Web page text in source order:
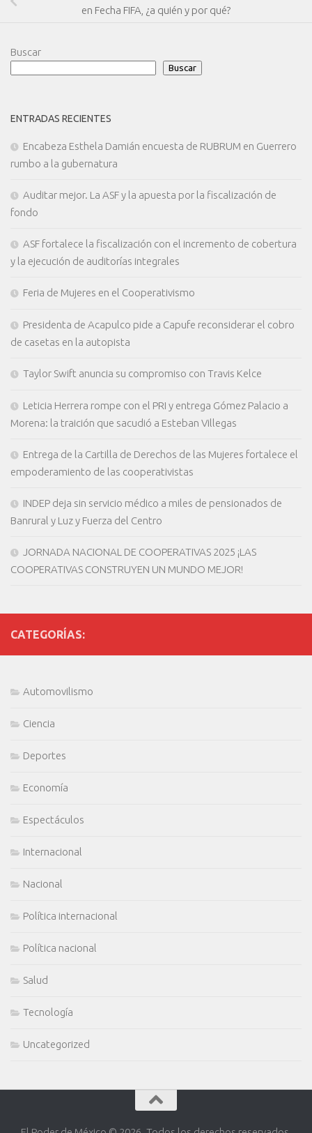
en Fecha FIFA, ¿a quién y por qué?
Buscar
Buscar
ENTRADAS RECIENTES
Encabeza Esthela Damián encuesta de RUBRUM en Guerrero
rumbo a la gubernatura
Auditar mejor. La ASF y la apuesta por la fiscalización de
fondo
ASF fortalece la fiscalización con el incremento de cobertura
y la ejecución de auditorías integrales
Feria de Mujeres en el Cooperativismo
Presidenta de Acapulco pide a Capufe reconsiderar el cobro
de casetas en la autopista
Taylor Swift anuncia su compromiso con Travis Kelce
Leticia Herrera rompe con el PRI y entrega Gómez Palacio a
Morena: la traición que sacudió a Esteban Villegas
Entrega de la Cartilla de Derechos de las Mujeres fortalece el
empoderamiento de las cooperativistas
INDEP deja sin servicio médico a miles de pensionados de
Banrural y Luz y Fuerza del Centro
JORNADA NACIONAL DE COOPERATIVAS 2025 ¡LAS
COOPERATIVAS CONSTRUYEN UN MUNDO MEJOR!
CATEGORÍAS:
Automovilismo
Ciencia
Deportes
Economía
Espectáculos
Internacional
Nacional
Política internacional
Política nacional
Salud
Tecnología
Uncategorized